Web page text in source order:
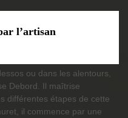
l’artisan
ou dans les alentours,
Debord. Il maîtrise
différentes étapes de cette
il commence par une